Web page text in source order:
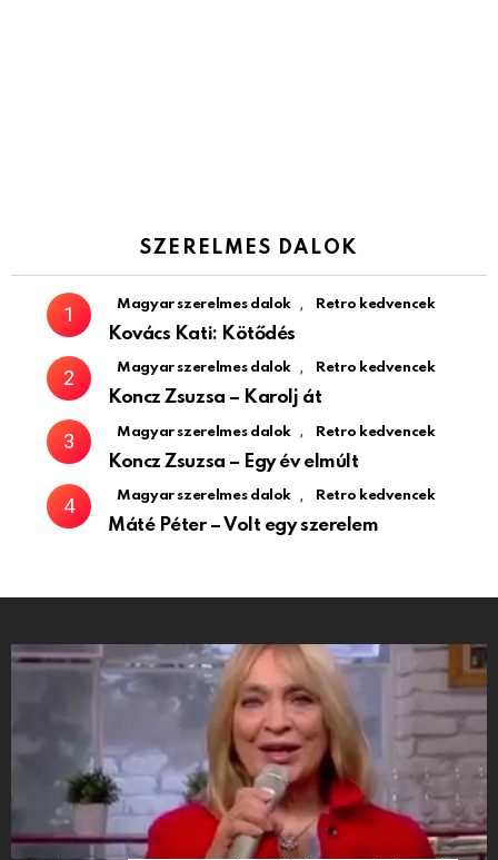
SZERELMES DALOK
Magyar szerelmes dalok , Retro kedvencek
Kovács Kati: Kötődés
Magyar szerelmes dalok , Retro kedvencek
Koncz Zsuzsa – Karolj át
Magyar szerelmes dalok , Retro kedvencek
Koncz Zsuzsa – Egy év elmúlt
Magyar szerelmes dalok , Retro kedvencek
Máté Péter – Volt egy szerelem